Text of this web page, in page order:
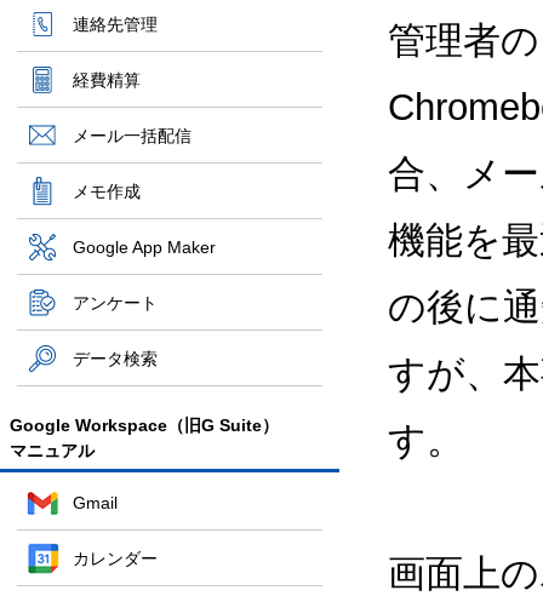
連絡先管理
経費精算
メール一括配信
メモ作成
Google App Maker
アンケート
データ検索
Google Workspace（旧G Suite）
マニュアル
Gmail
カレンダー
管理者
合、メ
機能を
の後に
すが、
す。
画面上